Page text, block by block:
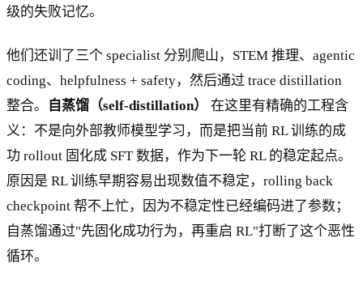
级的失败记忆。
他们还训了三个 specialist 分别爬山，STEM 推理、agentic
coding、helpfulness + safety，然后通过 trace distillation
整合。
自蒸馏（self-distillation）
在这里有精确的工程含
义：不是向外部教师模型学习，而是把当前 RL 训练的成
功 rollout 固化成 SFT 数据，作为下一轮 RL 的稳定起点。
原因是 RL 训练早期容易出现数值不稳定，rolling back
checkpoint 帮不上忙，因为不稳定性已经编码进了参数；
自蒸馏通过"先固化成功行为，再重启 RL"打断了这个恶性
循环。